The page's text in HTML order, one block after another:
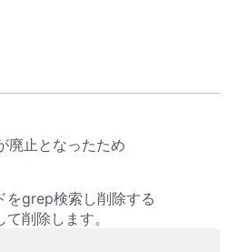
廃止となったため
をgrep検索し削除する
削除します。